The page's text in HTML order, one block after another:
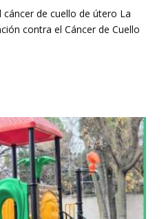
de cuello de útero La
contra el Cáncer de Cuello